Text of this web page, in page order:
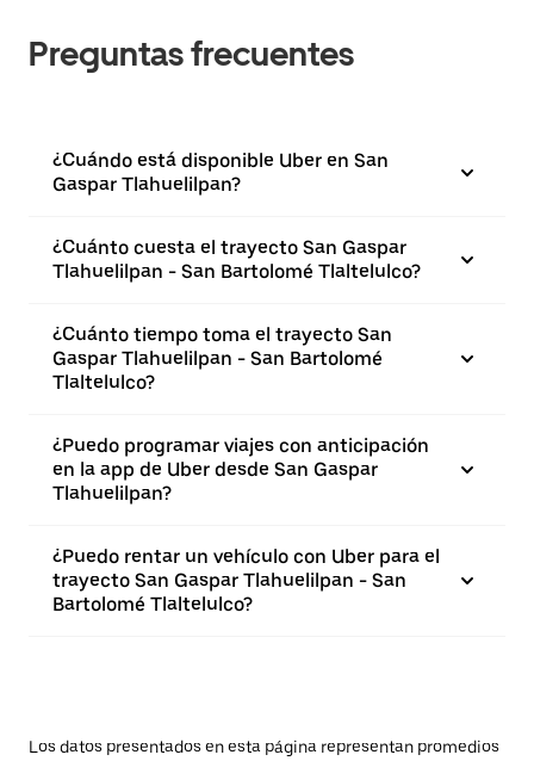
Preguntas frecuentes
¿Cuándo está disponible Uber en San
Gaspar Tlahuelilpan?
¿Cuánto cuesta el trayecto San Gaspar
Tlahuelilpan - San Bartolomé Tlaltelulco?
¿Cuánto tiempo toma el trayecto San
Gaspar Tlahuelilpan - San Bartolomé
Tlaltelulco?
¿Puedo programar viajes con anticipación
en la app de Uber desde San Gaspar
Tlahuelilpan?
¿Puedo rentar un vehículo con Uber para el
trayecto San Gaspar Tlahuelilpan - San
Bartolomé Tlaltelulco?
Los datos presentados en esta página representan promedios